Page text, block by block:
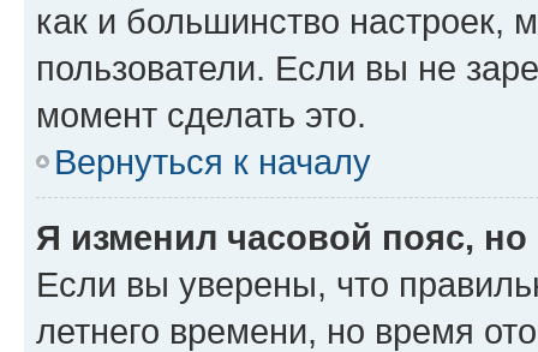
как и большинство настроек,
пользователи. Если вы не
момент сделать это.
Вернуться к началу
Я изменил часовой пояс,
Если вы уверены, что
летнего времени, но время